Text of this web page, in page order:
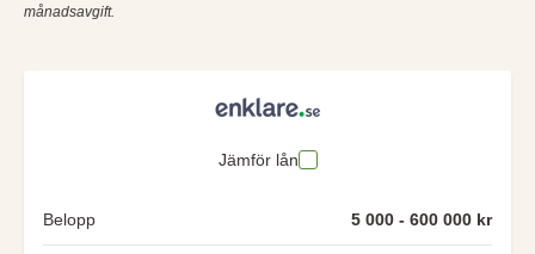
månadsavgift.
Jämför lån
Belopp 5 000 - 600 000 kr